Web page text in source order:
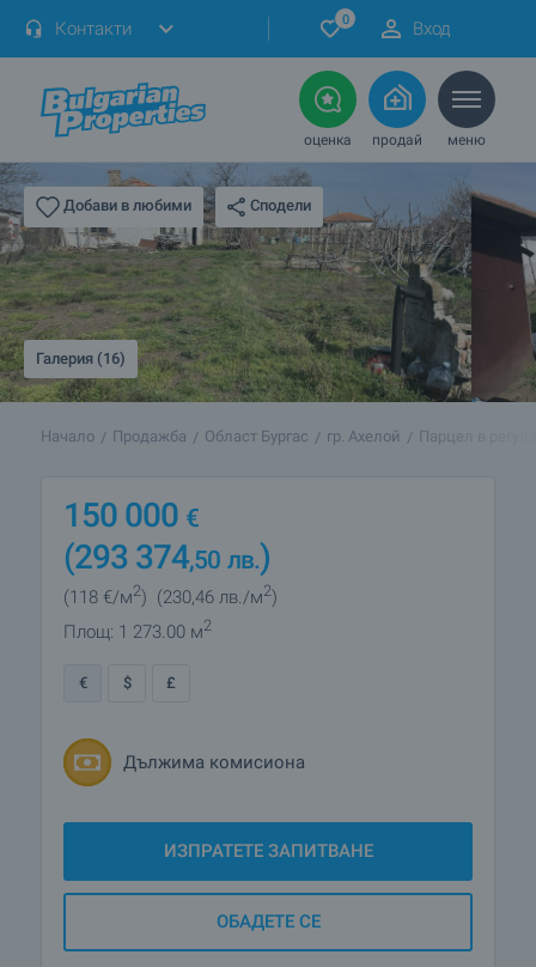
Контакти 0 Вход
оценка продай меню
Добави в любими Сподели
Галерия (16)
Начало Продажба Област Бургас гр. Ахелой Парцел в
150 000 €
(293 374,50 лв.)
(118 €/м2) (230,46 лв./м2)
Площ: 1 273.00 м2
€ $ £
Дължима комисиона
ИЗПРАТЕТЕ ЗАПИТВАНЕ
ОБАДЕТЕ СЕ